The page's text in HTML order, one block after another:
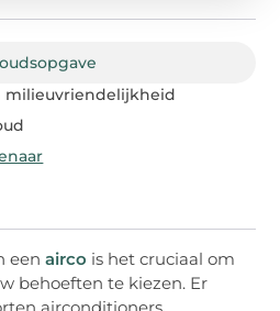
milieuvriendelijkheid
eenairco is het cruciaal om
behoeften te kiezen. Er